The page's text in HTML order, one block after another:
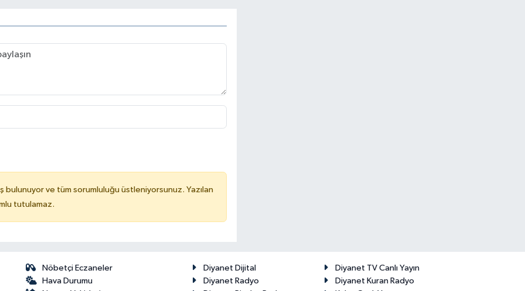
bulunuyor ve tüm sorumluluğu üstleniyorsunuz. Yazılan
tutulamaz.
Nöbetçi Eczaneler
Hava Durumu
Diyanet Dijital
Diyanet TV Canlı Yayın
Diyanet Radyo
Diyanet Kuran Radyo